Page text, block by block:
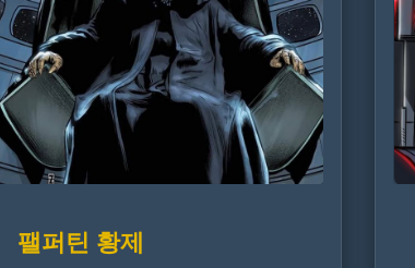
팰퍼틴 황제